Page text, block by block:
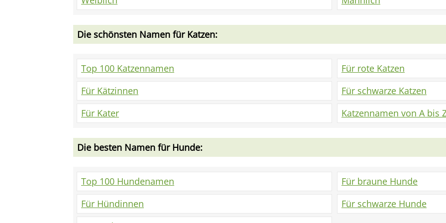
Die schönsten Namen für Katzen:
Top 100 Katzennamen
Für Kätzinnen
Für Kater
Für rote Katzen
Für schwarze Katzen
Katzennamen von A bis
Die besten Namen für Hunde:
Top 100 Hundenamen
Für Hündinnen
Für braune Hunde
Für schwarze Hunde